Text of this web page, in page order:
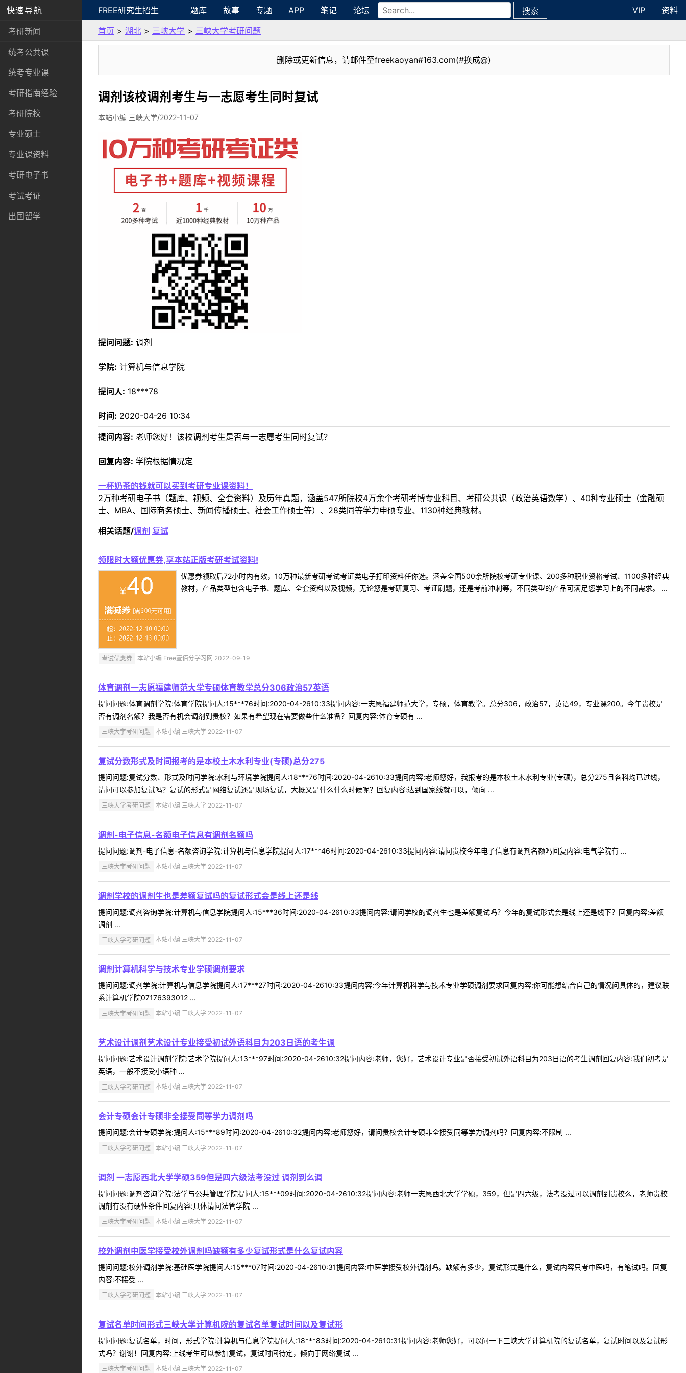
快速导航
考研新闻
统考公共课
统考专业课
考研指南经验
考研院校
专业硕士
专业课资料
考研电子书
考试考证
出国留学
FREE研究生招生 题库 故事 专题 APP 笔记 论坛 搜索 VIP
资料
首页 > 湖北 > 三峡大学 > 三峡大学考研问题
删除或更新信息，请邮件至freekaoyan#163.com(#换成@)
调剂该校调剂考生与一志愿考生同时复试
本站小编 三峡大学/2022-11-07
提问问题: 调剂
学院: 计算机与信息学院
提问人: 18***78
时间: 2020-04-26 10:34
提问内容: 老师您好！该校调剂考生是否与一志愿考生同时复试？
回复内容: 学院根据情况定
一杯奶茶的钱就可以买到考研专业课资料！
2万种考研电子书（题库、视频、全套资料）及历年真题，涵盖547所院校4万余个考研考博专业科目、考研公共课（政治英语数学）、40种专业硕士（金融硕
士、MBA、国际商务硕士、新闻传播硕士、社会工作硕士等）、28类同等学力申硕专业、1130种经典教材。
相关话题/调剂 复试
领限时大额优惠券,享本站正版考研考试资料!
优惠券领取后72小时内有效，10万种最新考研考试考证类电子打印资料任你选。涵盖全国500余所院校考研专业课、200多种职业资格考试、1100多种经典
教材，产品类型包含电子书、题库、全套资料以及视频，无论您是考研复习、考证刷题，还是考前冲刺等，不同类型的产品可满足您学习上的不同需求。 ...
考试优惠券 本站小编 Free壹佰分学习网 2022-09-19
体育调剂一志愿福建师范大学专硕体育教学总分306政治57英语
提问问题:体育调剂学院:体育学院提问人:15***76时间:2020-04-2610:33提问内容:一志愿福建师范大学，专硕，体育教学。总分306，政治57，英语49，专业课200。今年贵校是
否有调剂名额？我是否有机会调剂到贵校？如果有希望现在需要做些什么准备？回复内容:体育专硕有 ...
三峡大学考研问题 本站小编 三峡大学 2022-11-07
复试分数形式及时间报考的是本校土木水利专业(专硕)总分275
提问问题:复试分数、形式及时间学院:水利与环境学院提问人:18***76时间:2020-04-2610:33提问内容:老师您好，我报考的是本校土木水利专业(专硕)，总分275且各科均已过线，
请问可以参加复试吗？复试的形式是网络复试还是现场复试，大概又是什么什么时候呢？回复内容:达到国家线就可以，倾向 ...
三峡大学考研问题 本站小编 三峡大学 2022-11-07
调剂-电子信息-名额电子信息有调剂名额吗
提问问题:调剂-电子信息-名额咨询学院:计算机与信息学院提问人:17***46时间:2020-04-2610:33提问内容:请问贵校今年电子信息有调剂名额吗回复内容:电气学院有 ...
三峡大学考研问题 本站小编 三峡大学 2022-11-07
调剂学校的调剂生也是差额复试吗的复试形式会是线上还是线
提问问题:调剂咨询学院:计算机与信息学院提问人:15***36时间:2020-04-2610:33提问内容:请问学校的调剂生也是差额复试吗？今年的复试形式会是线上还是线下？回复内容:差额
调剂 ...
三峡大学考研问题 本站小编 三峡大学 2022-11-07
调剂计算机科学与技术专业学硕调剂要求
提问问题:调剂学院:计算机与信息学院提问人:17***27时间:2020-04-2610:33提问内容:今年计算机科学与技术专业学硕调剂要求回复内容:你可能想结合自己的情况问具体的，建议联
系计算机学院07176393012 ...
三峡大学考研问题 本站小编 三峡大学 2022-11-07
艺术设计调剂艺术设计专业接受初试外语科目为203日语的考生调
提问问题:艺术设计调剂学院:艺术学院提问人:13***97时间:2020-04-2610:32提问内容:老师，您好，艺术设计专业是否接受初试外语科目为203日语的考生调剂回复内容:我们初考是
英语，一般不接受小语种 ...
三峡大学考研问题 本站小编 三峡大学 2022-11-07
会计专硕会计专硕非全接受同等学力调剂吗
提问问题:会计专硕学院:提问人:15***89时间:2020-04-2610:32提问内容:老师您好，请问贵校会计专硕非全接受同等学力调剂吗？回复内容:不限制 ...
三峡大学考研问题 本站小编 三峡大学 2022-11-07
调剂 一志愿西北大学学硕359但是四六级法考没过 调剂到么调
提问问题:调剂咨询学院:法学与公共管理学院提问人:15***09时间:2020-04-2610:32提问内容:老师一志愿西北大学学硕，359，但是四六级，法考没过可以调剂到贵校么，老师贵校
调剂有没有硬性条件回复内容:具体请问法管学院 ...
三峡大学考研问题 本站小编 三峡大学 2022-11-07
校外调剂中医学接受校外调剂吗缺额有多少复试形式是什么复试内容
提问问题:校外调剂学院:基础医学院提问人:15***07时间:2020-04-2610:31提问内容:中医学接受校外调剂吗。缺额有多少，复试形式是什么，复试内容只考中医吗，有笔试吗。回复
内容:不接受 ...
三峡大学考研问题 本站小编 三峡大学 2022-11-07
复试名单时间形式三峡大学计算机院的复试名单复试时间以及复试形
提问问题:复试名单，时间，形式学院:计算机与信息学院提问人:18***83时间:2020-04-2610:31提问内容:老师您好，可以问一下三峡大学计算机院的复试名单，复试时间以及复试形
式吗？谢谢！回复内容:上线考生可以参加复试，复试时间待定，倾向于网络复试 ...
三峡大学考研问题 本站小编 三峡大学 2022-11-07